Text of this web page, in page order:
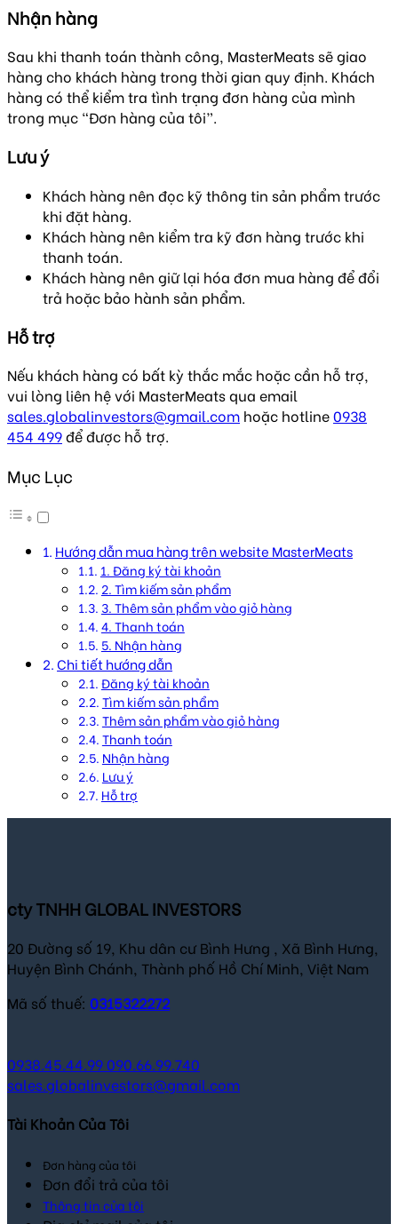
Nhận hàng
Sau khi thanh toán thành công, MasterMeats sẽ giao
hàng cho khách hàng trong thời gian quy định. Khách
hàng có thể kiểm tra tình trạng đơn hàng của mình
trong mục “Đơn hàng của tôi”.
Lưu ý
Khách hàng nên đọc kỹ thông tin sản phẩm trước
khi đặt hàng.
Khách hàng nên kiểm tra kỹ đơn hàng trước khi
thanh toán.
Khách hàng nên giữ lại hóa đơn mua hàng để đổi
trả hoặc bảo hành sản phẩm.
Hỗ trợ
Nếu khách hàng có bất kỳ thắc mắc hoặc cần hỗ trợ,
vui lòng liên hệ với MasterMeats qua email
sales.globalinvestors@gmail.com hoặc hotline0938
454 499để được hỗ trợ.
Mục Lục
Hướng dẫn mua hàng trên website MasterMeats
1. Đăng ký tài khoản
2. Tìm kiếm sản phẩm
3. Thêm sản phẩm vào giỏ hàng
4. Thanh toán
5. Nhận hàng
Chi tiết hướng dẫn
Đăng ký tài khoản
Tìm kiếm sản phẩm
Thêm sản phẩm vào giỏ hàng
Thanh toán
Nhận hàng
Lưu ý
Hỗ trợ
cty TNHH GLOBAL INVESTORS
20 Đường số 19, Khu dân cư Bình Hưng , Xã Bình Hưng,
Huyện Bình Chánh, Thành phố Hồ Chí Minh, Việt Nam
Mã số thuế: 0315322272
0938.45.44.99090.66.99.740
sales.globalinvestors@gmail.com
Tài Khoản Của Tôi
Đơn hàng của tôi
Đơn đổi trả của tôi
Thông tin của tôi